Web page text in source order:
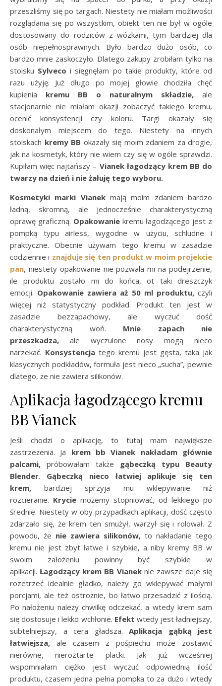
przeszliśmy się po targach. Niestety nie miałam możliwości
rozglądania się po wszystkim, obiekt ten nie był w ogóle
dostosowany do rodziców z wózkami, tym bardziej dla
osób niepełnosprawnych. Było bardzo dużo osób, co
bardzo mnie zaskoczyło. Dlatego zakupy zrobiłam tylko na
stoisku Sylveco i sięgnęłam po takie produkty, które od
razu użyję. Już długo po mojej głowie chodziła chęć
kupienia kremu BB o naturalnym składzie, ale
stacjonarnie nie miałam okazji zobaczyć takiego kremu,
ocenić konsystencji czy koloru. Targi okazały się
doskonałym miejscem do tego. Niestety na innych
stoiskach kremy BB okazały się moim zdaniem za drogie,
jak na kosmetyk, który nie wiem czy się w ogóle sprawdzi.
Kupiłam więc najtańszy – Vianek łagodzący krem BB do
twarzy na dzień i nie żałuję tego wyboru.
Kosmetyki marki Vianekmają moim zdaniem bardzo
ładną, skromną, ale jednocześnie charakterystyczną
oprawę graficzną. Opakowaniekremu łagodzącego jest z
pompką typu airless, wygodne w użyciu, schludne i
praktyczne. Obecnie używam tego kremu w zasadzie
codziennie i znajduje się ten produkt w moim projekcie
pan, niestety opakowanie nie pozwala mi na podejrzenie,
ile produktu zostało mi do końca, ot taki dreszczyk
emocji. Opakowanie zawiera aż 50 ml produktu,czyli
więcej niż statystyczny podkład. Produkt ten jest w
zasadzie bezzapachowy, ale wyczuć dość
charakterystyczną woń. Mnie zapach nie
przeszkadza, ale wyczulone nosy mogą nieco
narzekać. Konsystencja tego kremu jest gęsta, taka jak
klasycznych podkładów, formuła jest nieco „sucha”, pewnie
dlatego, że nie zawiera silikonów.
Aplikacja łagodzącego kremu
BB Vianek
Jeśli chodzi o aplikację, to tutaj mam największe
zastrzeżenia. Ja krem bb Vianek nakładam głównie
palcami, próbowałam także gąbeczką typu Beauty
Blender. Gąbeczką nieco łatwiej aplikuje się ten
krem, bardziej sprzyja mu wklepywanie niż
rozcieranie. Krycie możemy stopniować, od lekkiego po
średnie. Niestety w oby przypadkach aplikacji, dość często
zdarzało się, że krem ten smużył, warzył się i rolował. Z
powodu, że nie zawiera silikonów, to nakładanie tego
kremu nie jest zbyt łatwe i szybkie, a niby kremy BB w
swoim założeniu powinny być szybkie w
aplikacji.Łagodzący krem BB Vianek nie zawsze daje się
rozetrzeć idealnie gładko, należy go wklepywać małymi
porcjami, ale też ostrożnie, bo łatwo przesadzić z ilością.
Po nałożeniu należy chwilkę odczekać, a wtedy krem sam
się dostosuje i lekko wchłonie. Efekt wtedy jest ładniejszy,
subtelniejszy, a cera gładsza. Aplikacja gąbką jest
łatwiejsza, ale czasem z pośpiechu może zostawić
nierówne, nieroztarte placki. Jak już wcześniej
wspomniałam ciężko jest wyczuć odpowiednią ilość
produktu, czasem jedna pełna pompka to za dużo i wtedy